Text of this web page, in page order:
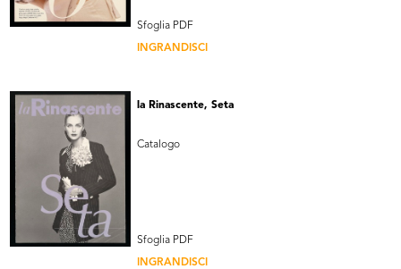
Sfoglia PDF
INGRANDISCI
la Rinascente, Seta
Catalogo
Sfoglia PDF
INGRANDISCI